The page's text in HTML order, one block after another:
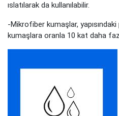
ıslatılarak da kullanılabilir.
-Mikrofiber kumaşlar,
kumaşlara oranla 10 kat daha